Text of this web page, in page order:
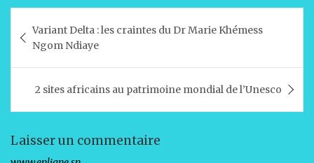
at
s
A
p
p
c
e
b
o
o
k
e
dI
n
ai
l
ta
g
er
de
l’article
Variant Delta : les craintes du Dr Marie Khémess
Ngom Ndiaye
2 sites africains au patrimoine mondial de l’Unesco
Laisser un commentaire